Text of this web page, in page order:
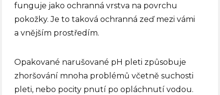
funguje jako ochranná vrstva na povrchu
pokožky. Je to taková ochranná zeď mezi vámi
a vnějším prostředím.
Opakované narušované pH pleti způsobuje
zhoršování mnoha problémů včetně suchosti
pleti, nebo pocity pnutí po opláchnutí vodou.